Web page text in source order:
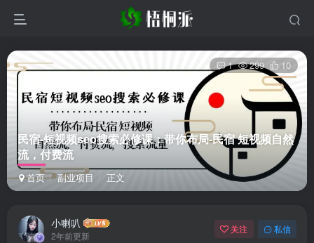
民宿-短视频seo搜索必修课：带你布局-民宿 短视频自然
流，付费流
首页 副业项目 正文
1 299 10
小喇叭
2年前更新
关注 私信